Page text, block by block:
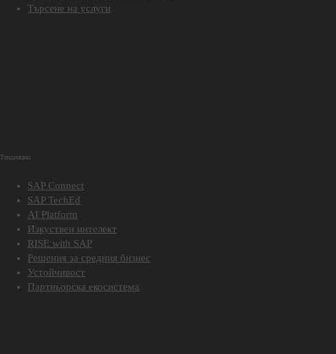
Търсене на услуги
Тенденции
SAP Connect
SAP TechEd
AI Platform
Изкуствен интелект
RISE with SAP
Решения за средния бизнес
Устойчивост
Партньорска екосистема